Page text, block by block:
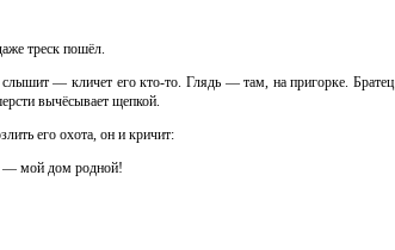
треск пошёл.
— кличет его кто-то. Глядь — там, на пригорке. Братец
вычёсывает щепкой.
его охота, он и кричит:
— мой дом родной!